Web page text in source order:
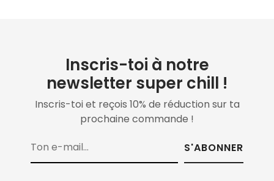
Inscris-toi à notre
newsletter super chill !
Inscris-toi et reçois 10% de réduction sur ta
prochaine commande !
S'ABONNER